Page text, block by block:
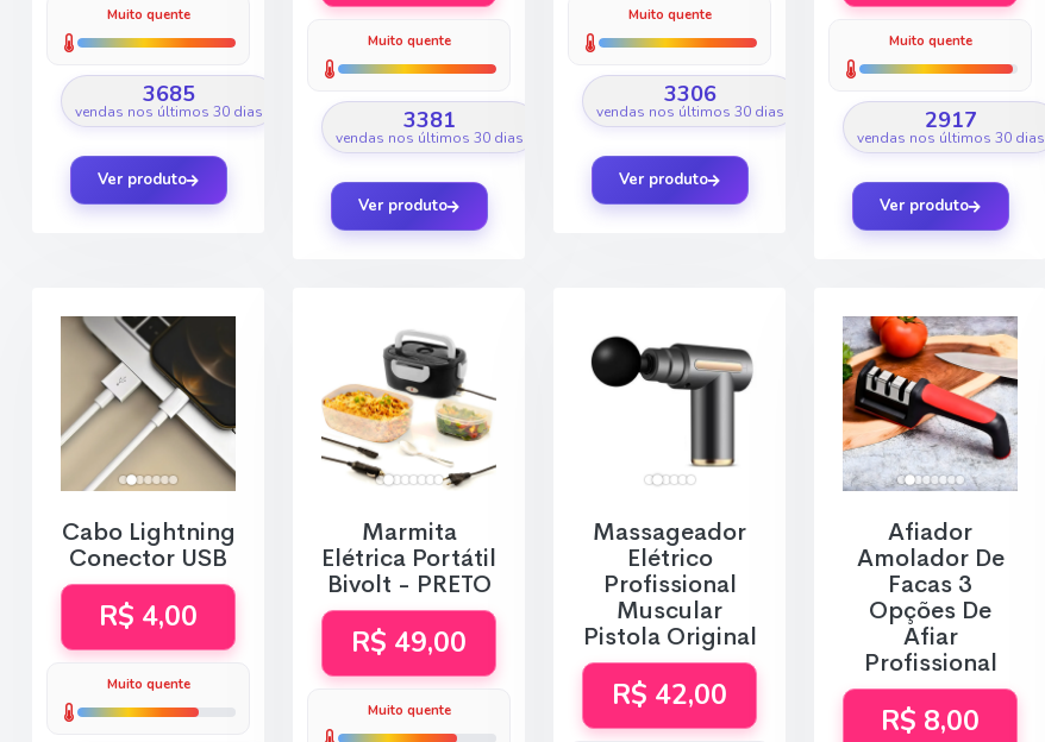
Muito quente
3685
vendas nos últimos 30 dias
Ver produto
Muito quente
3381
vendas nos últimos 30 dias
Ver produto
Muito quente
3306
vendas nos últimos 30 dias
Ver produto
Muito quente
2917
vendas nos últimos 30 dias
Ver produto
Cabo Lightning
Conector USB
R$ 4,00
Muito quente
Marmita
Elétrica Portátil
Bivolt - PRETO
R$ 49,00
Muito quente
Massageador
Elétrico
Profissional
Muscular
Pistola Original
R$ 42,00
Afiador
Amolador De
Facas 3
Opções De
Afiar
Profissional
R$ 8,00